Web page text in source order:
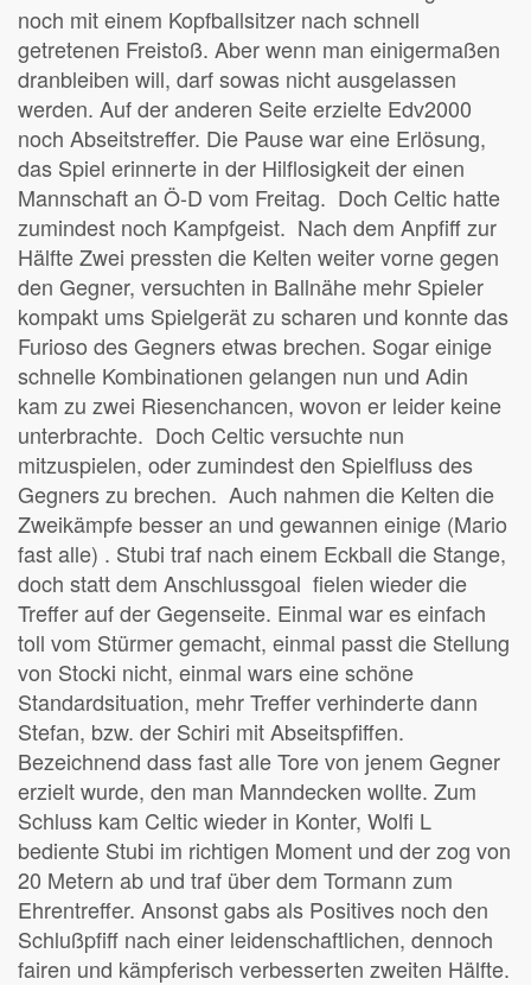
noch mit einem Kopfballsitzer nach schnell
getretenen Freistoß. Aber wenn man einigermaßen
dranbleiben will, darf sowas nicht ausgelassen
werden. Auf der anderen Seite erzielte Edv2000
noch Abseitstreffer. Die Pause war eine Erlösung,
das Spiel erinnerte in der Hilflosigkeit der einen
Mannschaft an Ö-D vom Freitag. Doch Celtic hatte
zumindest noch Kampfgeist. Nach dem Anpfiff zur
Hälfte Zwei pressten die Kelten weiter vorne gegen
den Gegner, versuchten in Ballnähe mehr Spieler
kompakt ums Spielgerät zu scharen und konnte das
Furioso des Gegners etwas brechen. Sogar einige
schnelle Kombinationen gelangen nun und Adin
kam zu zwei Riesenchancen, wovon er leider keine
unterbrachte. Doch Celtic versuchte nun
mitzuspielen, oder zumindest den Spielfluss des
Gegners zu brechen. Auch nahmen die Kelten die
Zweikämpfe besser an und gewannen einige (Mario
fast alle) . Stubi traf nach einem Eckball die Stange,
doch statt dem Anschlussgoal fielen wieder die
Treffer auf der Gegenseite. Einmal war es einfach
toll vom Stürmer gemacht, einmal passt die Stellung
von Stocki nicht, einmal wars eine schöne
Standardsituation, mehr Treffer verhinderte dann
Stefan, bzw. der Schiri mit Abseitspfiffen.
Bezeichnend dass fast alle Tore von jenem Gegner
erzielt wurde, den man Manndecken wollte. Zum
Schluss kam Celtic wieder in Konter, Wolfi L
bediente Stubi im richtigen Moment und der zog von
20 Metern ab und traf über dem Tormann zum
Ehrentreffer. Ansonst gabs als Positives noch den
Schlußpfiff nach einer leidenschaftlichen, dennoch
fairen und kämpferisch verbesserten zweiten Hälfte.